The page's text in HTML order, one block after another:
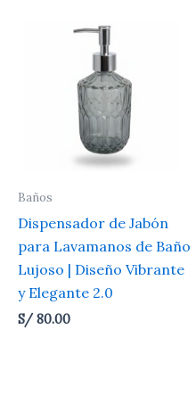
Baños
Dispensador de Jabón
para Lavamanos de Baño
Lujoso | Diseño Vibrante
y Elegante 2.0
S/80.00